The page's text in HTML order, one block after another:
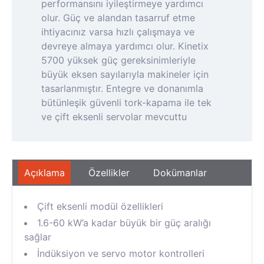
performansını iyileştirmeye yardımcı
olur. Güç ve alandan tasarruf etme
ihtiyacınız varsa hızlı çalışmaya ve
devreye almaya yardımcı olur. Kinetix
5700 yüksek güç gereksinimleriyle
büyük eksen sayılarıyla makineler için
tasarlanmıştır. Entegre ve donanımla
bütünleşik güvenli tork-kapama ile tek
ve çift eksenli servolar mevcuttu
Açıklama Özellikler Dokümanlar
Çift eksenli modül özellikleri
1.6-60 kW’a kadar büyük bir güç aralığı
sağlar
İndüksiyon ve servo motor kontrolleri